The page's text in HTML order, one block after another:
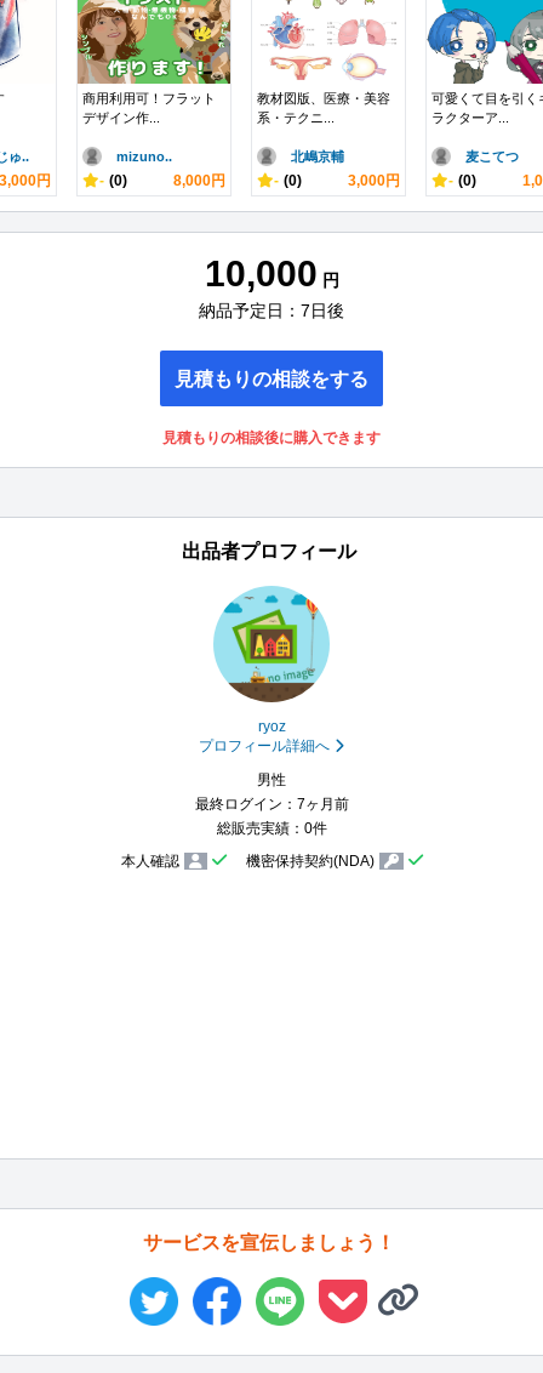
ゅ..
3,000円
商用利用可！フラット
デザイン作...
mizuno..
- (0) 8,000円
教材図版、医療・美容
系・テクニ...
北嶋京輔
- (0) 3,000円
可愛くて目を引く
ラクターア...
麦こてつ
- (0)
10,000 円
納品予定日：7日後
見積もりの相談をする
見積もりの相談後に購入できます
出品者プロフィール
ryoz
プロフィール詳細へ
男性
最終ログイン：7ヶ月前
総販売実績：0件
本人確認
機密保持契約(NDA)
サービスを宣伝しましょう！